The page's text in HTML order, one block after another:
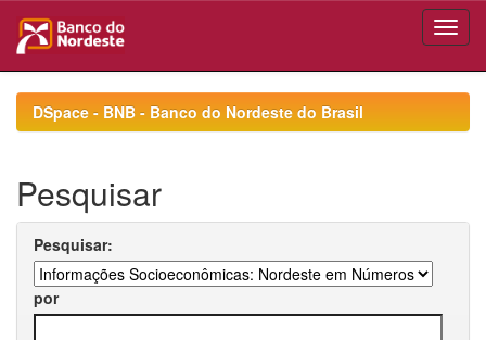
navigationDSpace - BNB - Banco do Nordeste do Brasil
Pesquisar
Pesquisar:
por